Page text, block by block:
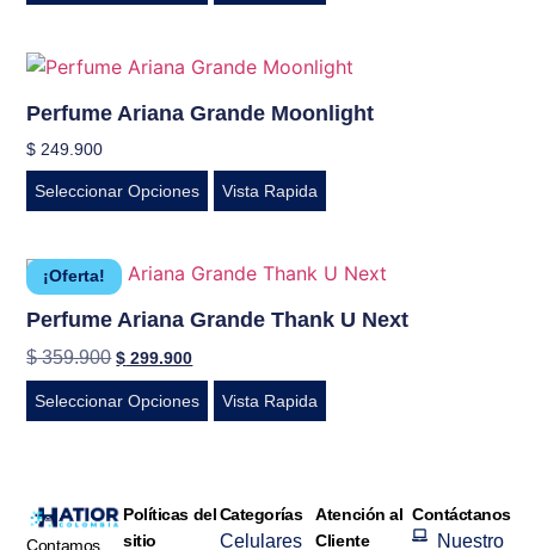
Perfume Ariana Grande Moonlight
$ 249.900
Seleccionar Opciones Vista Rapida
¡Oferta!
Perfume Ariana Grande Thank U Next
$359.900 $ 299.900
Seleccionar Opciones Vista Rapida
Contamos
Políticas del
sitio
Categorías
Celulares
Atención al
Cliente
Contáctanos
Nuestro